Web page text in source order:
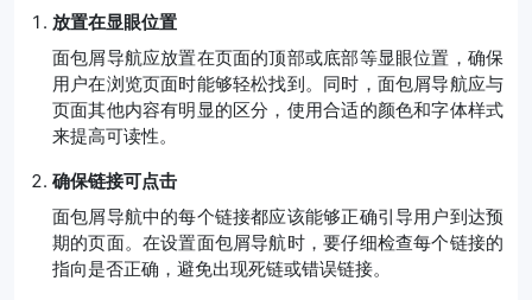
放置在显眼位置
面包屑导航应放置在页面的顶部或底部等显眼位置，确保
用户在浏览页面时能够轻松找到。同时，面包屑导航应与
页面其他内容有明显的区分，使用合适的颜色和字体样式
来提高可读性。
确保链接可点击
面包屑导航中的每个链接都应该能够正确引导用户到达预
期的页面。在设置面包屑导航时，要仔细检查每个链接的
指向是否正确，避免出现死链或错误链接。